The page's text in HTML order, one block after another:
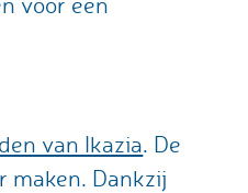
van Ikazia. De
maken. Dankzij